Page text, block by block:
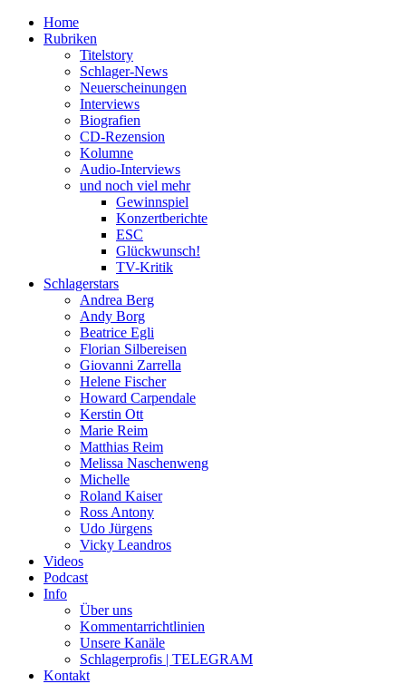
Home
Rubriken
Titelstory
Schlager-News
Neuerscheinungen
Interviews
Biografien
CD-Rezension
Kolumne
Audio-Interviews
und noch viel mehr
Gewinnspiel
Konzertberichte
ESC
Glückwunsch!
TV-Kritik
Schlagerstars
Andrea Berg
Andy Borg
Beatrice Egli
Florian Silbereisen
Giovanni Zarrella
Helene Fischer
Howard Carpendale
Kerstin Ott
Marie Reim
Matthias Reim
Melissa Naschenweng
Michelle
Roland Kaiser
Ross Antony
Udo Jürgens
Vicky Leandros
Videos
Podcast
Info
Über uns
Kommentarrichtlinien
Unsere Kanäle
Schlagerprofis | TELEGRAM
Kontakt